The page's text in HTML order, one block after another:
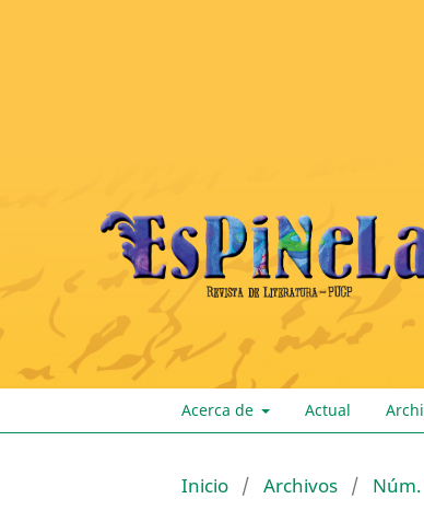
Acerca de Actual
Inicio / Archivos / Núm.